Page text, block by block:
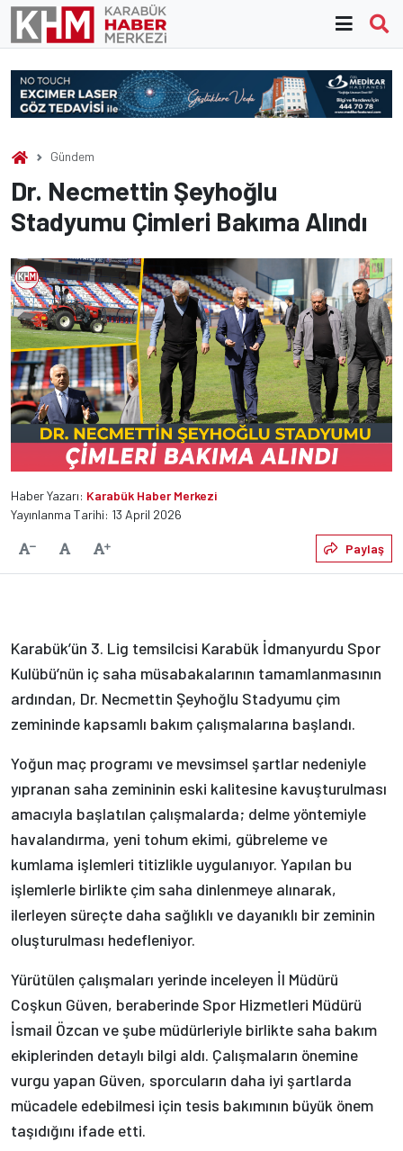
Skip
content
Gündem
Dr. Necmettin Şeyhoğlu
Stadyumu Çimleri Bakıma Alındı
Haber Yazarı: Karabük Haber Merkezi
Yayınlanma Tarihi: 13 April 2026
Yazıyı KüçültVarsayılanYazıyı Büyüt Paylaş
Karabük’ün 3. Lig temsilcisi Karabük İdmanyurdu Spor
Kulübü’nün iç saha müsabakalarının tamamlanmasının
ardından, Dr. Necmettin Şeyhoğlu Stadyumu çim
zemininde kapsamlı bakım çalışmalarına başlandı.
Yoğun maç programı ve mevsimsel şartlar nedeniyle
yıpranan saha zemininin eski kalitesine kavuşturulması
amacıyla başlatılan çalışmalarda; delme yöntemiyle
havalandırma, yeni tohum ekimi, gübreleme ve
kumlama işlemleri titizlikle uygulanıyor. Yapılan bu
işlemlerle birlikte çim saha dinlenmeye alınarak,
ilerleyen süreçte daha sağlıklı ve dayanıklı bir zeminin
oluşturulması hedefleniyor.
Yürütülen çalışmaları yerinde inceleyen İl Müdürü
Coşkun Güven, beraberinde Spor Hizmetleri Müdürü
İsmail Özcan ve şube müdürleriyle birlikte saha bakım
ekiplerinden detaylı bilgi aldı. Çalışmaların önemine
vurgu yapan Güven, sporcuların daha iyi şartlarda
mücadele edebilmesi için tesis bakımının büyük önem
taşıdığını ifade etti.